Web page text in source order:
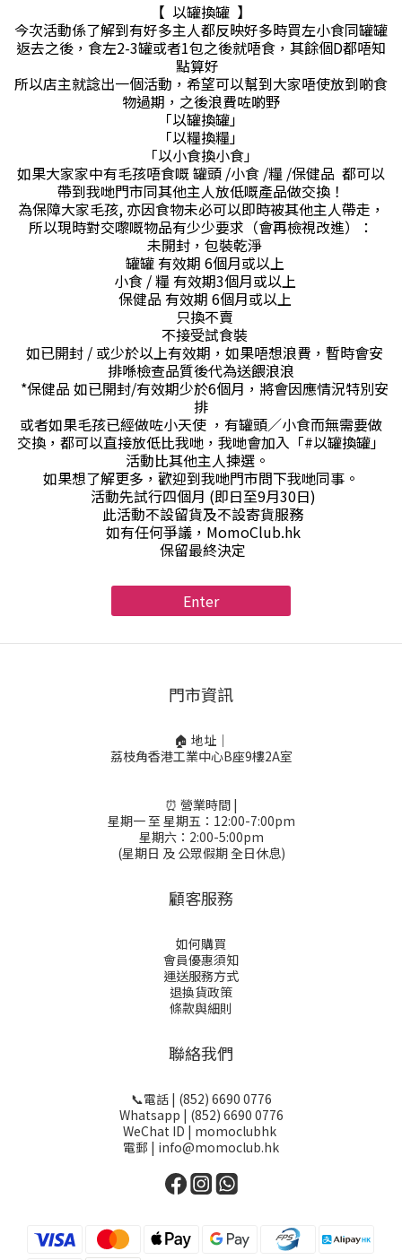
【 以罐換罐 】
今次活動係了解到有好多主人都反映好多時買左小食同罐罐
返去之後，食左2-3罐或者1包之後就唔食，其餘個D都唔知
點算好
所以店主就諗出一個活動，希望可以幫到大家唔使放到啲食
物過期，之後浪費咗啲野
「以罐換罐」
「以糧換糧」
「以小食換小食」
如果大家家中有毛孩唔食嘅 罐頭 /小食 /糧 /保健品 都可以
帶到我哋門市同其他主人放低嘅產品做交換！
為保障大家毛孩, 亦因食物未必可以即時被其他主人帶走，
所以現時對交嚟嘅物品有少少要求（會再檢視改進）：
未開封，包裝乾淨
罐罐 有效期 6個月或以上
小食 / 糧 有效期3個月或以上
保健品 有效期 6個月或以上
只換不賣
不接受試食裝
如已開封 / 或少於以上有效期，如果唔想浪費，暫時會安
排喺檢查品質後代為送餵浪浪
*保健品 如已開封/有效期少於6個月，將會因應情況特別安
排
或者如果毛孩已經做咗小天使 ，有罐頭／小食而無需要做
交換，都可以直接放低比我哋，我哋會加入「#以罐換罐」
活動比其他主人揀選。
如果想了解更多，歡迎到我哋門市問下我哋同事。
活動先試行四個月 (即日至9月30日)
此活動不設留貨及不設寄貨服務
如有任何爭議，MomoClub.hk
保留最終決定
Enter
門市資訊
🏠 地址｜
荔枝角香港工業中心B座9樓2A室
⏰ 營業時間 |
星期一 至 星期五：12:00-7:00pm
星期六：2:00-5:00pm
(星期日 及 公眾假期 全日休息)
顧客服務
如何購買
會員優惠須知
運送服務方式
退換貨政策
條款與細則
聯絡我們
📞電話 | (852) 6690 0776
Whatsapp | (852) 6690 0776
WeChat ID | momoclubhk
電郵 | info@momoclub.hk